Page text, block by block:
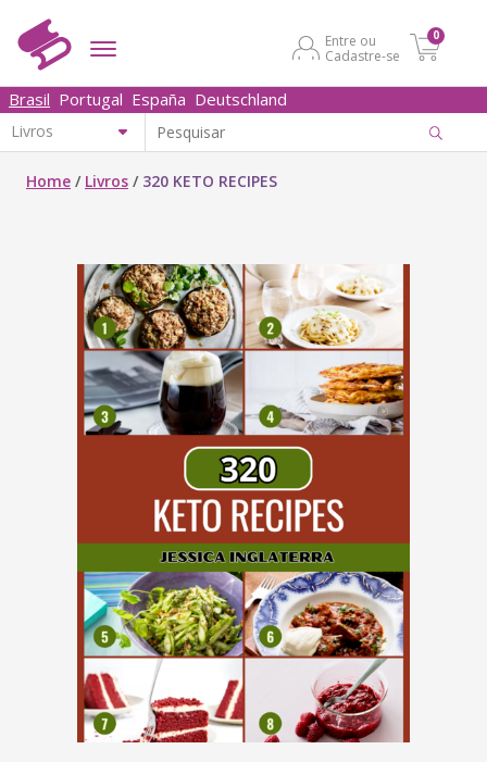
Entre ou
Cadastre-se
0
Brasil Portugal España Deutschland
Home / Livros / 320 KETO RECIPES